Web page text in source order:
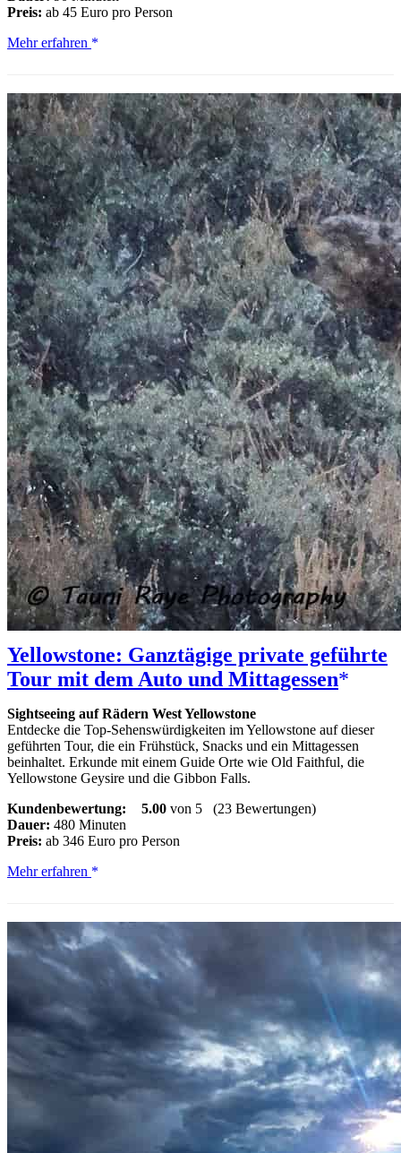
Preis: ab 45 Euro pro Person
Lake
Paddle
Pub
Party
Cruise
mit
BYOB
Mehr erfahren
Yellowstone: Ganztägige private geführte
Tour mit dem Auto und Mittagessen
Sightseeing auf Rädern West Yellowstone
Entdecke die Top-Sehenswürdigkeiten im Yellowstone auf dieser
geführten Tour, die ein Frühstück, Snacks und ein Mittagessen
beinhaltet. Erkunde mit einem Guide Orte wie Old Faithful, die
Yellowstone Geysire und die Gibbon Falls.
Kundenbewertung:
5.00 von 5 (23 Bewertungen)
Dauer: 480 Minuten
Preis: ab 346 Euro pro Person
Yellowstone:
geführte
Tour
mit
Mittagessen
Mehr erfahren